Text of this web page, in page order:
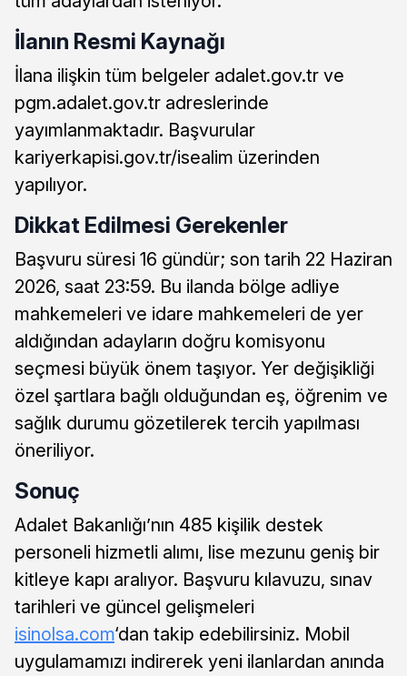
İlanın Resmi Kaynağı
İlana ilişkin tüm belgeler adalet.gov.tr ve
pgm.adalet.gov.tr adreslerinde
yayımlanmaktadır. Başvurular
kariyerkapisi.gov.tr/isealim üzerinden
yapılıyor.
Dikkat Edilmesi Gerekenler
Başvuru süresi 16 gündür; son tarih 22 Haziran
2026, saat 23:59. Bu ilanda bölge adliye
mahkemeleri ve idare mahkemeleri de yer
aldığından adayların doğru komisyonu
seçmesi büyük önem taşıyor. Yer değişikliği
özel şartlara bağlı olduğundan eş, öğrenim ve
sağlık durumu gözetilerek tercih yapılması
öneriliyor.
Sonuç
Adalet Bakanlığı’nın 485 kişilik destek
personeli hizmetli alımı, lise mezunu geniş bir
kitleye kapı aralıyor. Başvuru kılavuzu, sınav
tarihleri ve güncel gelişmeleri
isinolsa.com‘dan takip edebilirsiniz. Mobil
uygulamamızı indirerek yeni ilanlardan anında